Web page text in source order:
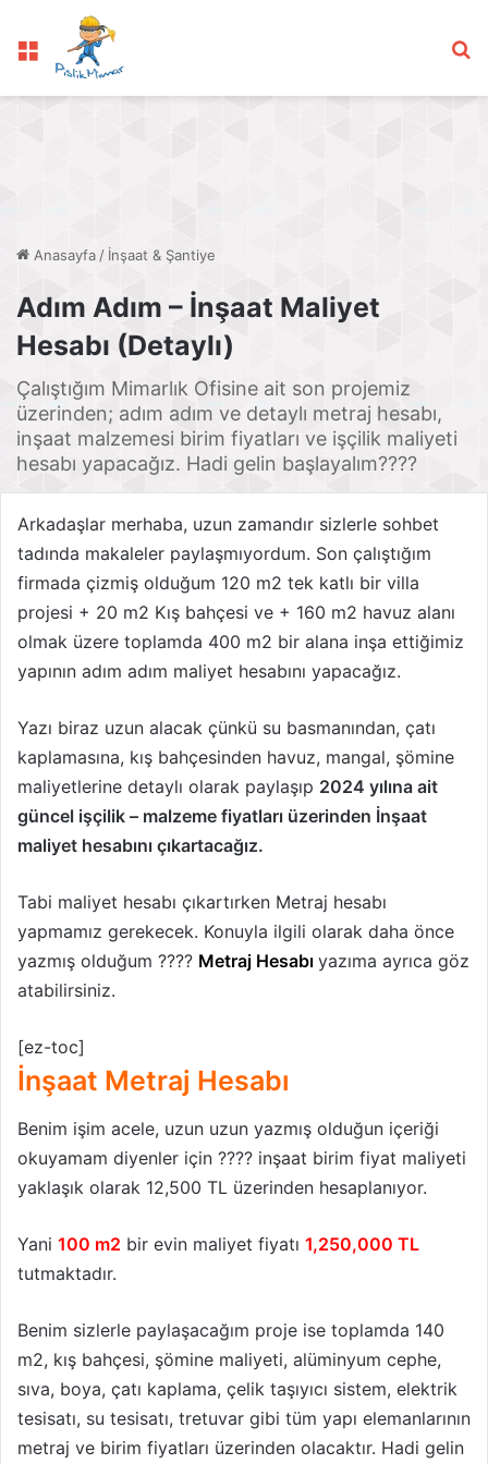
Menü
Anasayfa / İnşaat & Şantiye
Adım Adım – İnşaat Maliyet
Hesabı (Detaylı)
Çalıştığım Mimarlık Ofisine ait son projemiz
üzerinden; adım adım ve detaylı metraj hesabı,
inşaat malzemesi birim fiyatları ve işçilik maliyeti
hesabı yapacağız. Hadi gelin başlayalım????
Arkadaşlar merhaba, uzun zamandır sizlerle sohbet
tadında makaleler paylaşmıyordum. Son çalıştığım
firmada çizmiş olduğum 120 m2 tek katlı bir villa
projesi + 20 m2 Kış bahçesi ve + 160 m2 havuz alanı
olmak üzere toplamda 400 m2 bir alana inşa ettiğimiz
yapının adım adım maliyet hesabını yapacağız.
Yazı biraz uzun alacak çünkü su basmanından, çatı
kaplamasına, kış bahçesinden havuz, mangal, şömine
maliyetlerine detaylı olarak paylaşıp 2024 yılına ait
güncel işçilik – malzeme fiyatları üzerinden İnşaat
maliyet hesabını çıkartacağız.
Tabi maliyet hesabı çıkartırken Metraj hesabı
yapmamız gerekecek. Konuyla ilgili olarak daha önce
yazmış olduğum ???? Metraj Hesabı yazıma ayrıca göz
atabilirsiniz.
[ez-toc]
İnşaat Metraj Hesabı
Benim işim acele, uzun uzun yazmış olduğun içeriği
okuyamam diyenler için ???? inşaat birim fiyat maliyeti
yaklaşık olarak 12,500 TL üzerinden hesaplanıyor.
Yani 100 m2 bir evin maliyet fiyatı 1,250,000 TL
tutmaktadır.
Benim sizlerle paylaşacağım proje ise toplamda 140
m2, kış bahçesi, şömine maliyeti, alüminyum cephe,
sıva, boya, çatı kaplama, çelik taşıyıcı sistem, elektrik
tesisatı, su tesisatı, tretuvar gibi tüm yapı elemanlarının
metraj ve birim fiyatları üzerinden olacaktır. Hadi gelin